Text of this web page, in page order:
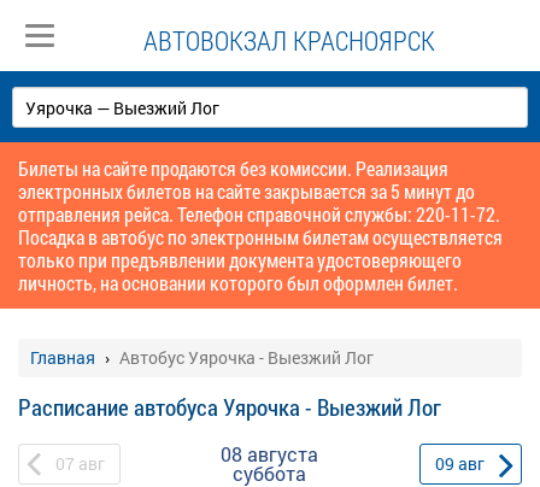
АВТОВОКЗАЛ КРАСНОЯРСК
Билеты на сайте продаются без комиссии. Реализация
электронных билетов на сайте закрывается за 5 минут до
отправления рейса. Телефон справочной службы: 220-11-72.
Посадка в автобус по электронным билетам осуществляется
только при предъявлении документа удостоверяющего
личность, на основании которого был оформлен билет.
Главная Автобус Уярочка - Выезжий Лог
Расписание автобуса Уярочка - Выезжий Лог
07 авг 08 августа
суббота 09 авг